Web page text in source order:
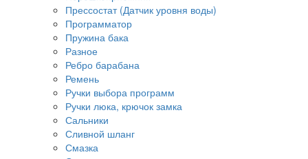
Прессостат (Датчик уровня воды)
Программатор
Пружина бака
Разное
Ребро барабана
Ремень
Ручки выбора программ
Ручки люка, крючок замка
Сальники
Сливной шланг
Смазка